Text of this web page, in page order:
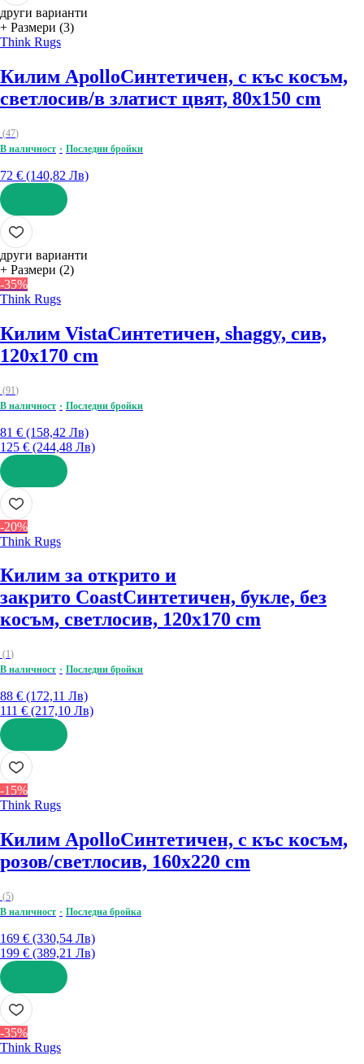
други варианти
+ Размери (3)
Think Rugs
Килим ApolloСинтетичен, с къс косъм,
светлосив/в златист цвят, 80x150 cm
(47)
В наличност
Последни бройки
72 € (140,82 Лв)
ДОБАВИ
други варианти
+ Размери (2)
-35%
Think Rugs
Килим VistaСинтетичен, shaggy, сив,
120x170 cm
(91)
В наличност
Последни бройки
81 € (158,42 Лв)
125 € (244,48 Лв)
ДОБАВИ
-20%
Think Rugs
Килим за открито и
закрито CoastСинтетичен, букле, без
косъм, светлосив, 120x170 cm
(1)
В наличност
Последни бройки
88 € (172,11 Лв)
111 € (217,10 Лв)
ДОБАВИ
-15%
Think Rugs
Килим ApolloСинтетичен, с къс косъм,
розов/светлосив, 160x220 cm
(5)
В наличност
Последна бройка
169 € (330,54 Лв)
199 € (389,21 Лв)
ДОБАВИ
-35%
Think Rugs